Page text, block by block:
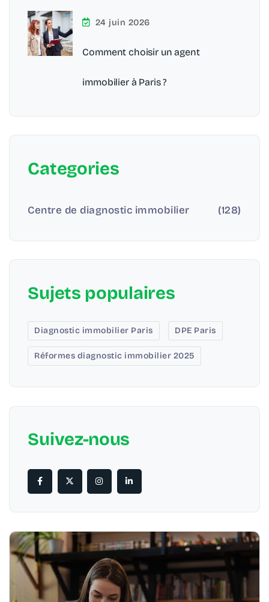
24 juin 2026
Comment choisir un agent
immobilier à Paris ?
Categories
Centre de diagnostic immobilier (128)
Sujets populaires
Diagnostic immobilier Paris DPE Paris
Réformes diagnostic immobilier 2025
Suivez-nous